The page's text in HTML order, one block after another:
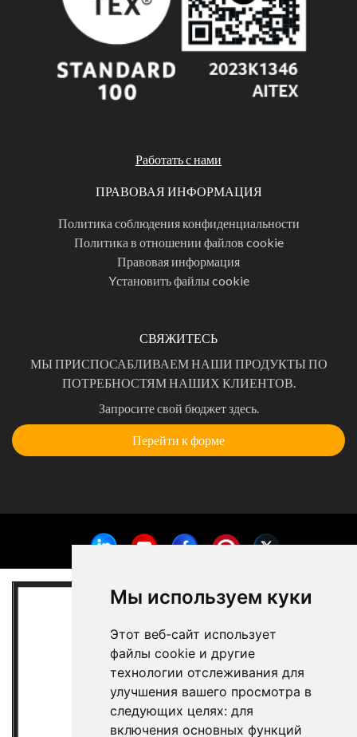
Мы используем куки
Этот веб-сайт использует
файлы cookie и другие
технологии отслеживания для
улучшения вашего просмотра в
следующих целях: для
включения основных функций
Работать с нами
ПРАВОВАЯ ИНФОРМАЦИЯ
Политика соблюдения конфиденциальности
Политика в отношении файлов cookie
Правовая информация
Yстановить файлы cookie
СВЯЖИТЕСЬ
МЫ ПРИСПОСАБЛИВАЕМ НАШИ ПРОДУКТЫ ПО
ПОТРЕБНОСТЯМ НАШИХ КЛИЕНТОВ.
Запросите свой бюджет здесь.
Перейти к форме